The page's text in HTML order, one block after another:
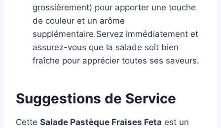
grossièrement) pour apporter une touche
de couleur et un arôme
supplémentaire.Servez immédiatement et
assurez-vous que la salade soit bien
fraîche pour apprécier toutes ses saveurs.
Suggestions de Service
Cette Salade Pastèque Fraises Feta est un